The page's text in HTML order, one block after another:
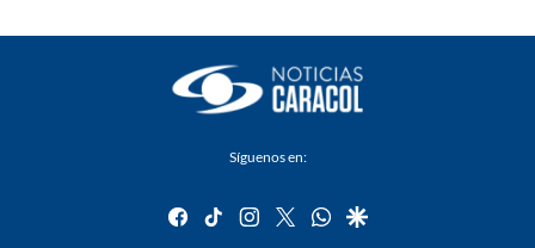
Síguenos en:
facebook
tiktok instagram
twitterwhatsapp
google